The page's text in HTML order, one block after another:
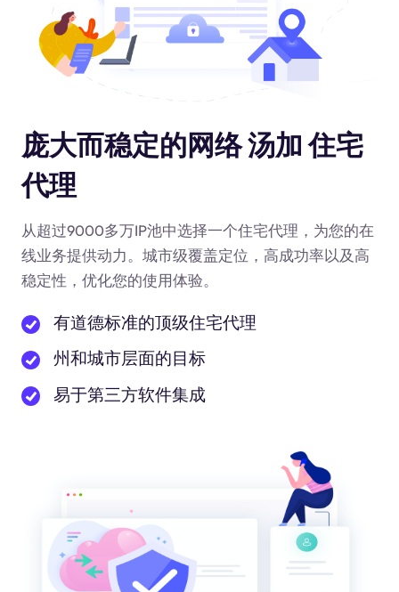
庞大而稳定的网络 汤加 住宅
代理
从超过9000多万IP池中选择一个住宅代理，为您的在
线业务提供动力。城市级覆盖定位，高成功率以及高
稳定性，优化您的使用体验。
有道德标准的顶级住宅代理
州和城市层面的目标
易于第三方软件集成